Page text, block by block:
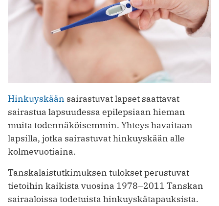
Hinkuyskään sairastuvat lapset saattavat
sairastua lapsuudessa epilepsiaan hieman
muita todennäköisemmin. Yhteys havaitaan
lapsilla, jotka sairastuvat hinkuyskään alle
kolmevuotiaina.
Tanskalaistutkimuksen tulokset perustuvat
tietoihin kaikista vuosina 1978–2011 Tanskan
sairaaloissa todetuista hinkuyskätapauksista.